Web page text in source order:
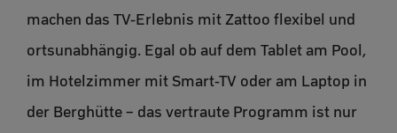
machen das TV-Erlebnis mit Zattoo flexibel und
ortsunabhängig. Egal ob auf dem Tablet am Pool,
im Hotelzimmer mit Smart-TV oder am Laptop in
der Berghütte – das vertraute Programm ist nur